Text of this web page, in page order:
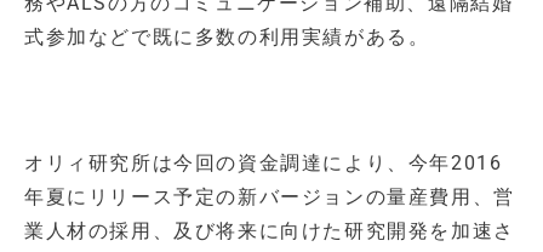
式参加などで既に多数の利用実績がある。
オリィ研究所は今回の資金調達により、今年2016
年夏にリリース予定の新バージョンの量産費用、営
業人材の採用、及び将来に向けた研究開発を加速さ